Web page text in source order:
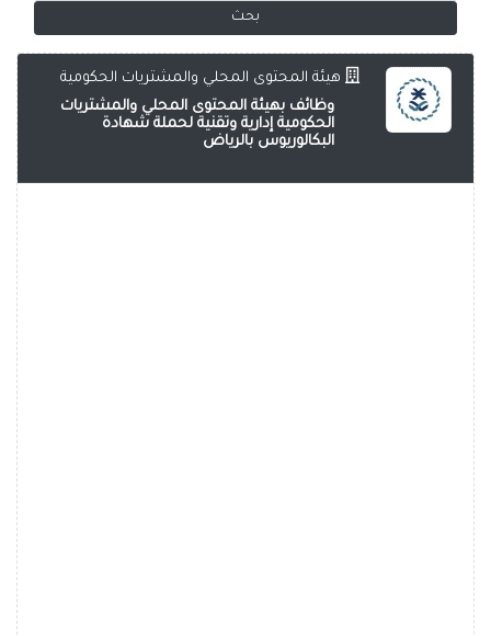
هيئة المحتوى المحلي والمشتريات الحكومية
وظائف بهيئة المحتوى المحلي والمشتريات
الحكومية إدارية وتقنية لحملة شهادة
البكالوريوس بالرياض